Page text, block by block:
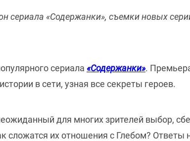
сериала «Содержанки», съемки новых
сериала «Содержанки».
в сети, узная все секреты героев.
для многих зрителей выбор,
сложатся их отношения с Глебом? Ответы